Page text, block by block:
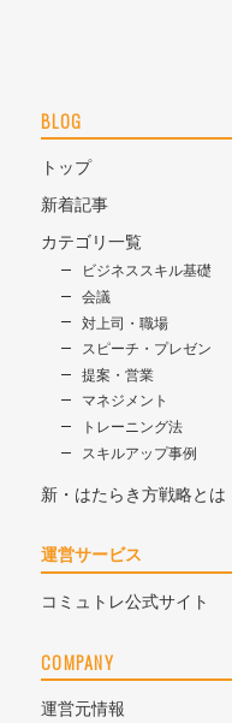
BLOG
トップ
新着記事
カテゴリ一覧
ビジネススキル基礎
会議
対上司・職場
スピーチ・プレゼン
提案・営業
マネジメント
トレーニング法
スキルアップ事例
新・はたらき方戦略とは
運営サービス
コミュトレ公式サイト
COMPANY
運営元情報